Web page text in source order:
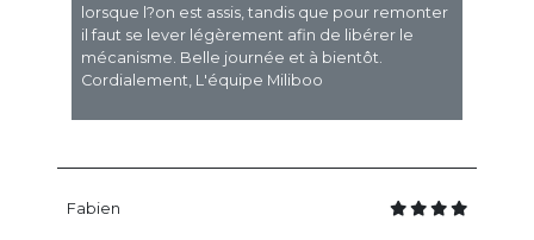
lorsque l?on est assis, tandis que pour remonter
il faut se lever légèrement afin de libérer le
mécanisme. Belle journée et à bientôt.
Cordialement, L'équipe Miliboo
Fabien